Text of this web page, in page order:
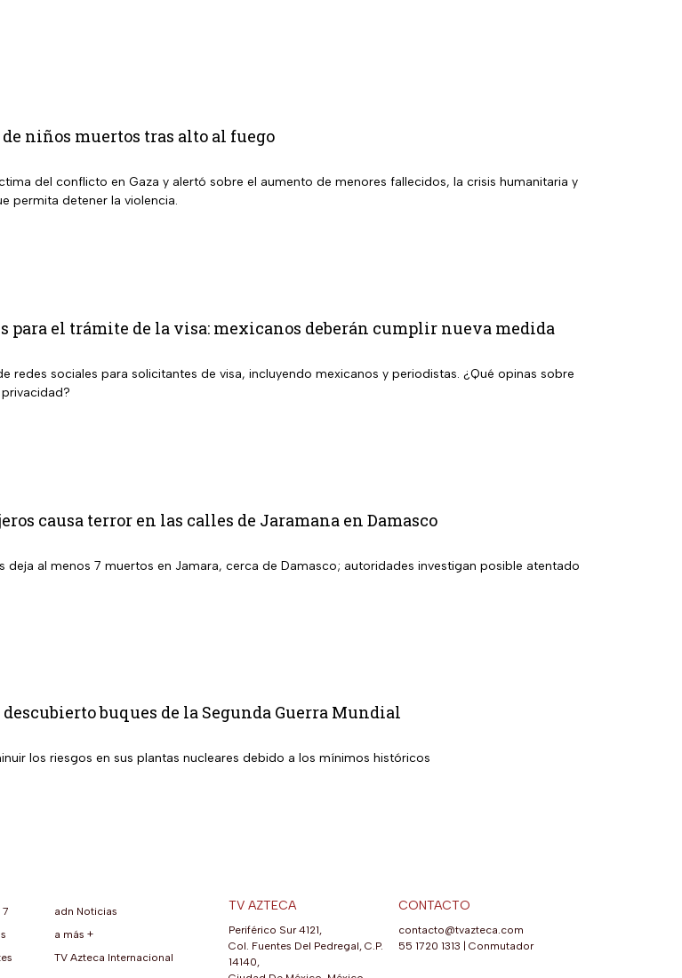
niños muertos tras alto al fuego
del conflicto en Gaza y alertó sobre el aumento de menores fallecidos, la crisis humanitaria y
permita detener la violencia.
para el trámite de la visa: mexicanos deberán cumplir nueva medida
redes sociales para solicitantes de visa, incluyendo mexicanos y periodistas. ¿Qué opinas sobre
causa terror en las calles de Jaramana en Damasco
deja al menos 7 muertos en Jamara, cerca de Damasco; autoridades investigan posible atentado
buques de la Segunda Guerra Mundial
los riesgos en sus plantas nucleares debido a los mínimos históricos
pestaña)
nueva pestaña)
una nueva pestaña)
7
adn Noticias
a más +
TV Azteca Internacional
TV AZTECA
Periférico Sur 4121,
Col. Fuentes Del Pedregal, C.P.
14140,
CONTACTO
contacto@tvazteca.com
55 1720 1313
Conmutador